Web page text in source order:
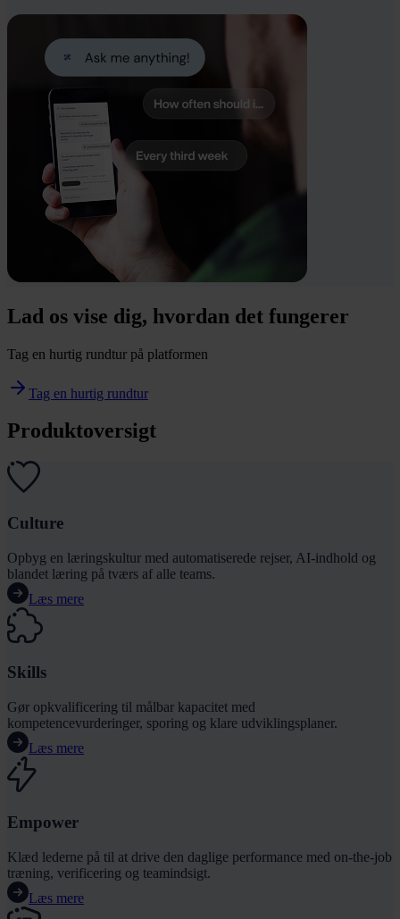
Lad os vise dig, hvordan det fungerer
Tag en hurtig rundtur på platformen
Tag en hurtig rundtur
Produktoversigt
Culture
Opbyg en læringskultur med automatiserede rejser, AI-indhold og
blandet læring på tværs af alle teams.
Læs mere
Skills
Gør opkvalificering til målbar kapacitet med
kompetencevurderinger, sporing og klare udviklingsplaner.
Læs mere
Empower
Klæd lederne på til at drive den daglige performance med on-the-job
træning, verificering og teamindsigt.
Læs mere